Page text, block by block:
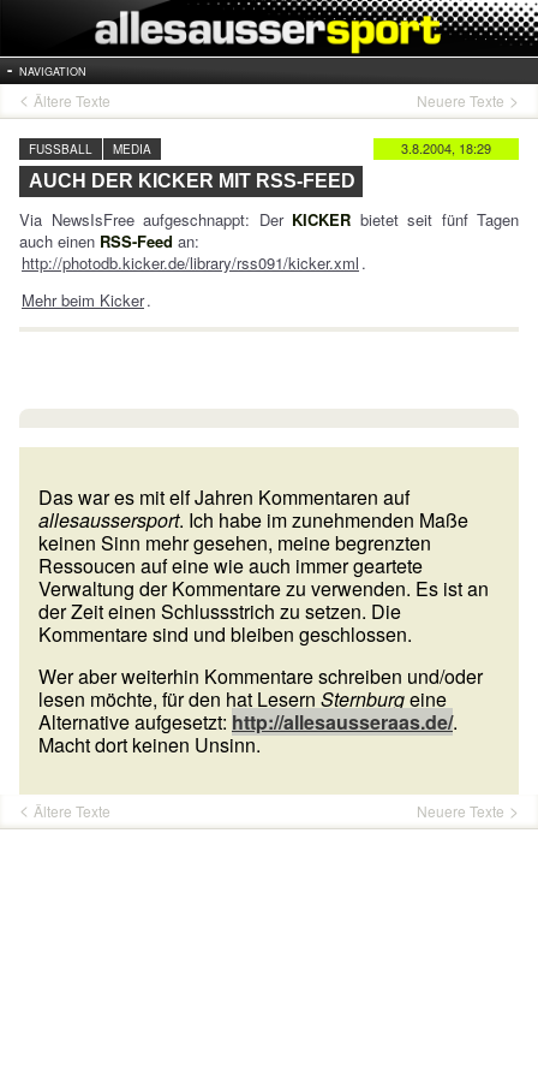
NAVIGATION
Ältere Texte Neuere Texte
3.8.2004, 18:29
FUSSBALL MEDIA
AUCH DER KICKER MIT RSS-FEED
Via NewsIsFree aufgeschnappt: Der KICKER bietet seit fünf Tagen
auch einen RSS-Feed an:
http://photodb.kicker.de/library/rss091/kicker.xml .
Mehr beim Kicker.
Das war es mit elf Jahren Kommentaren auf
allesaussersport. Ich habe im zunehmenden Maße
keinen Sinn mehr gesehen, meine begrenzten
Ressoucen auf eine wie auch immer geartete
Verwaltung der Kommentare zu verwenden. Es ist an
der Zeit einen Schlussstrich zu setzen. Die
Kommentare sind und bleiben geschlossen.
Wer aber weiterhin Kommentare schreiben und/oder
lesen möchte, für den hat Lesern Sternburgeine
Alternative aufgesetzt: http://allesausseraas.de/.
Macht dort keinen Unsinn.
Ältere Texte Neuere Texte